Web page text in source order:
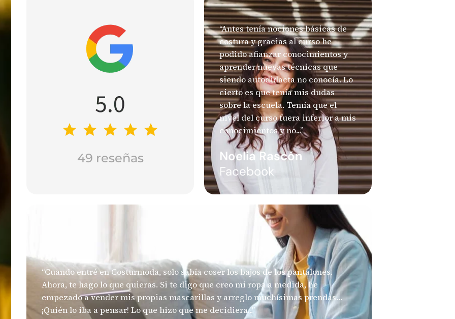
49 reseñas
“Antes tenía nociones básicas de
costura y gracias al curso he
podido afianzar conocimientos y
aprender nuevas técnicas que
siendo autodidacta no conocía. Lo
cierto es que tenía mis dudas
sobre la escuela. Temía que el
nivel del curso fuera inferior a mis
conocimientos y no...”
Noelia Rascón
Facebook
“Cuando entré en Costurmoda, solo sabía coser los bajos de los pantalones.
Ahora, te hago lo que quieras. Si te digo que creo mi ropa a medida, he
empezado a vender mis propias mascarillas y arreglo muchísimas prendas…
¡Quién lo iba a pensar! Lo que hizo que me decidiera...”